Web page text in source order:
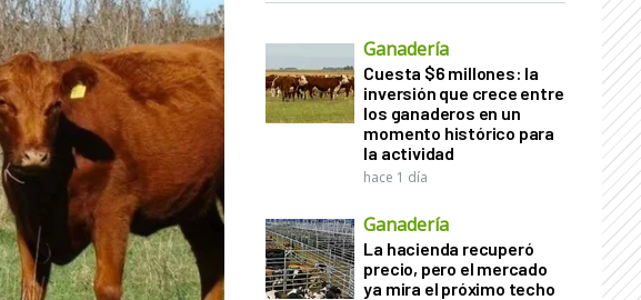
Ganadería
Cuesta $6 millones: la
inversión que crece entre
los ganaderos en un
momento histórico para
la actividad
hace 1 día
Ganadería
La hacienda recuperó
precio, pero el mercado
ya mira el próximo techo